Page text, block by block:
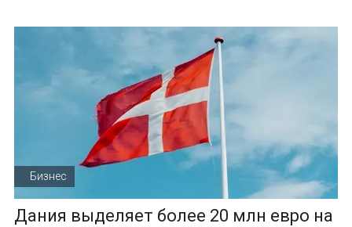
Бизнес
Дания выделяет более 20 млн евро на